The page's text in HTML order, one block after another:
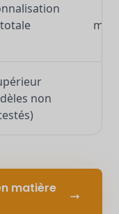
totale
non
matière